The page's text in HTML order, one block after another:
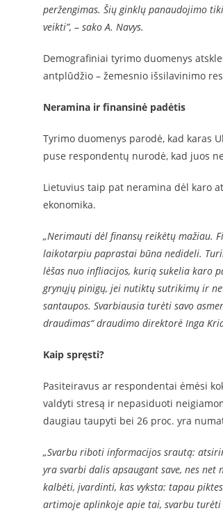
peržengimas. Šių ginklų panaudojimo
veikti”, – sako A. Navys.
Demografiniai tyrimo duomenys
antplūdžio – žemesnio išsilavinimo
Neramina ir finansinė padėtis
Tyrimo duomenys parodė, kad karas
puse respondentų nurodė, kad juos
Lietuvius taip pat neramina dėl karo
ekonomika.
„Nerimauti dėl finansų reikėtų mažiau.
laikotarpiu paprastai būna nedideli.
lėšas nuo infliacijos, kurią sukelia karo
grynųjų pinigų, jei nutiktų sutrikimų ir
santaupos. Svarbiausia turėti savo
draudimas“ draudimo direktorė Inga
Kaip spręsti?
Pasiteiravus ar respondentai ėmėsi
valdyti stresą ir nepasiduoti
daugiau taupyti bei 26 proc. yra
„Svarbu riboti informacijos srautą:
yra svarbi dalis apsaugant save, nes
kalbėti, įvardinti, kas vyksta: tapau
artimoje aplinkoje apie tai, svarbu turėti